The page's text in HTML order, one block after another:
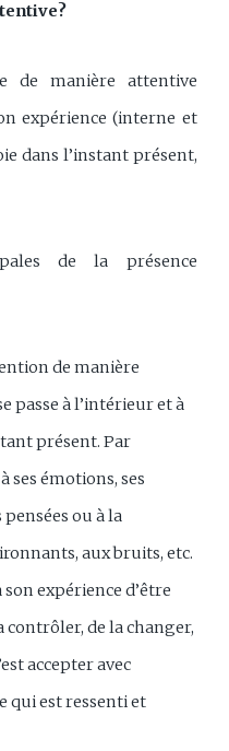
de manière attentive
expérience (interne et
dans l’instant présent,
de la présence
de manière
passe à l’intérieur et à
présent. Par
émotions, ses
ou à la
aux bruits, etc.
expérience d’être
contrôler, de la changer,
accepter avec
qui est ressenti et